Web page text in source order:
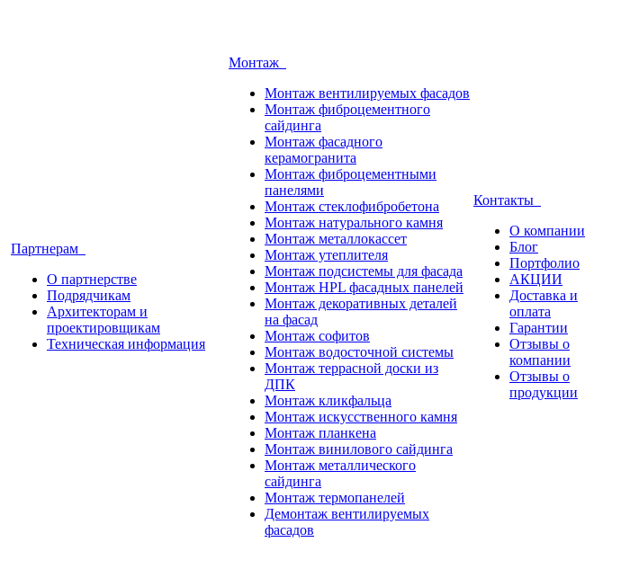
Партнерам
О партнерстве
Подрядчикам
Архитекторам и
проектировщикам
Техническая информация
Монтаж
Монтаж вентилируемых фасадов
Монтаж фиброцементного
сайдинга
Монтаж фасадного
керамогранита
Монтаж фиброцементными
панелями
Монтаж стеклофибробетона
Монтаж натурального камня
Монтаж металлокассет
Монтаж утеплителя
Монтаж подсистемы для фасада
Монтаж HPL фасадных панелей
Монтаж декоративных деталей
на фасад
Монтаж софитов
Монтаж водосточной системы
Монтаж террасной доски из
ДПК
Монтаж кликфальца
Монтаж искусственного камня
Монтаж планкена
Монтаж винилового сайдинга
Монтаж металлического
сайдинга
Монтаж термопанелей
Демонтаж вентилируемых
фасадов
Контакты
О компании
Блог
Портфолио
АКЦИИ
Доставка и
оплата
Гарантии
Отзывы о
компании
Отзывы о
продукции